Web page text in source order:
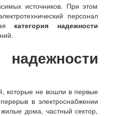
источников. При этом
персонал
категория надежности
которые не вошли в первые
в электроснабжении
дома, частный сектор,